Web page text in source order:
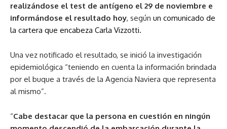
realizándose el test de antígeno el 29 de noviembre e
informándose el resultado hoy, según un comunicado de
la cartera que encabeza Carla Vizzotti.
Una vez notificado el resultado, se inició la investigación
epidemiológica “teniendo en cuenta la información brindada
por el buque a través de la Agencia Naviera que representa
al mismo”.
“Cabe destacar que la persona en cuestión en ningún